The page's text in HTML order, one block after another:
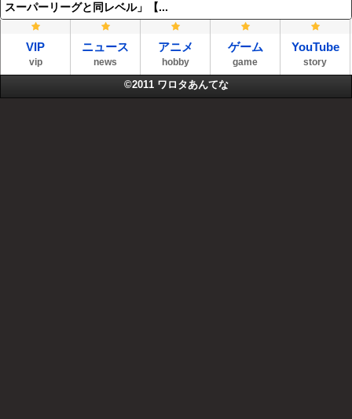
スーパーリーグと同レベル」【...
VIP
vip
ニュース
news
アニメ
hobby
ゲーム
game
YouTube
story
©2011 ワロタあんてな